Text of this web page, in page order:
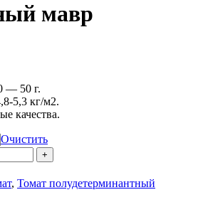
мавр
— 50 г.
5,3 кг/м2.
качества.
Очистить
, Томат полудетерминантный